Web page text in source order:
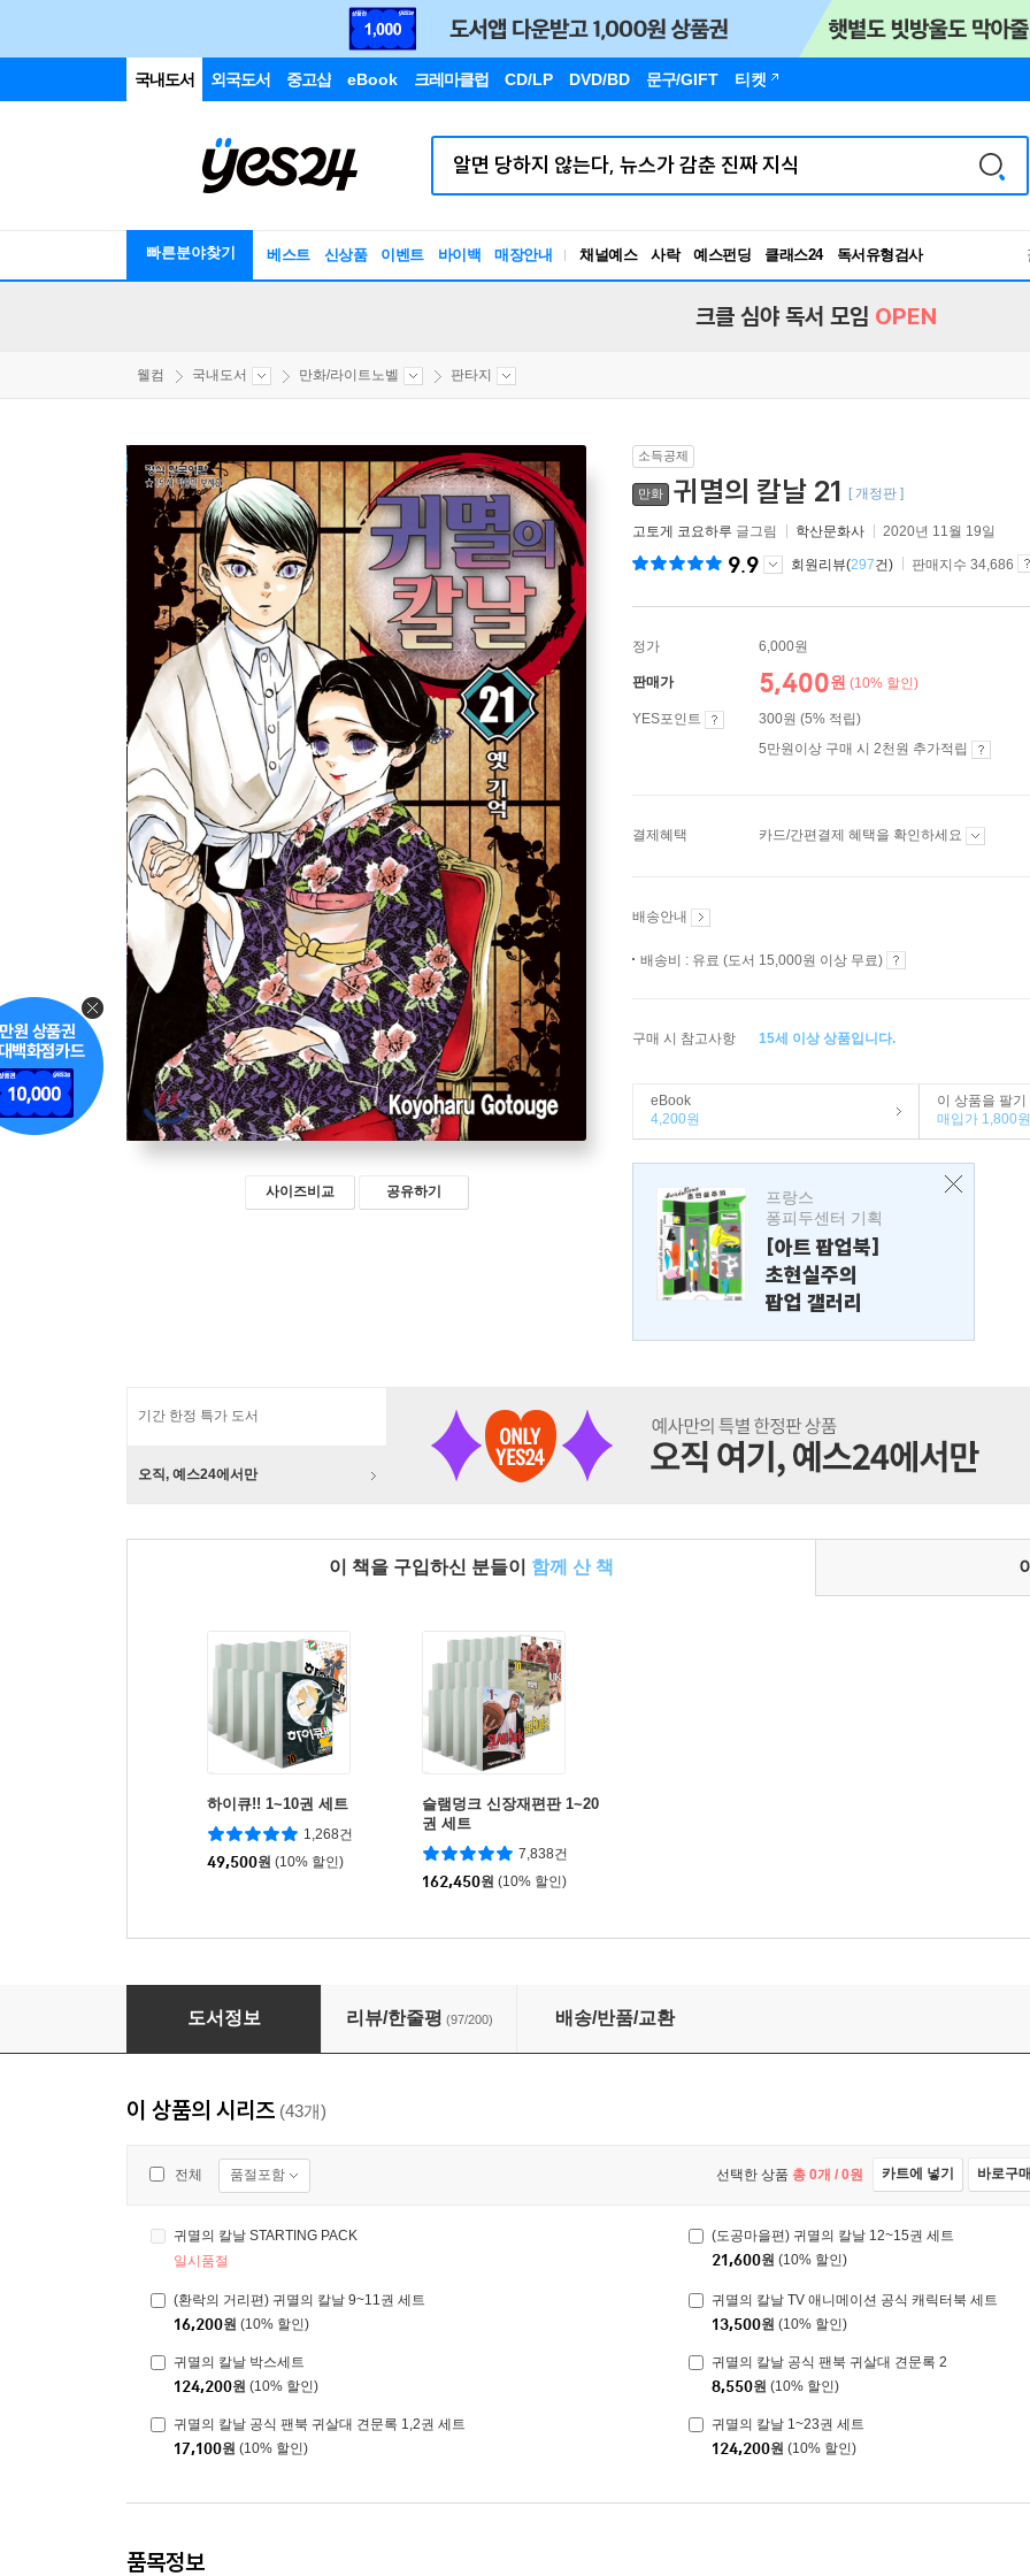
국내도서 외국도서 중고샵 eBook 크레마클럽 CD/LP DVD/BD 문구/GIFT 티켓
빠른분야찾기 베스트 신상품 이벤트 바이백 매장안내 채널예스 사락 예스펀딩 클래스24
독서유형검사
RBTI Lab
크클 심야 독서 모임 OPEN
웰컴 국내도서 만화/라이트노벨 판타지
사이즈비교 공유하기
소득공제
만화 귀멸의 칼날 21 [ 개정판 ]
고토게 코요하루 글그림 학산문화사 2020년 11월 19일
9.9 회원리뷰(297건) 판매지수 34,686
정가 6,000원
판매가 5,400원 (10% 할인)
YES포인트
300원 (5% 적립)
5만원이상 구매 시 2천원 추가적립
결제혜택 카드/간편결제 혜택을 확인하세요
배송안내
배송비 : 유료 (도서 15,000원 이상 무료)
구매 시 참고사항 15세 이상 상품입니다.
eBook
4,200원
이 상품을 팔기
매입가 1,800원
프랑스
퐁피두센터 기획
[아트 팝업북]
초현실주의
팝업 갤러리
기간 한정 특가 도서
오직, 예스24에서만
이 책을 구입하신 분들이 함께 산 책
하이큐!! 1~10권 세트
1,268건
49,500원 (10% 할인)
슬램덩크 신장재편판 1~20
권 세트
7,838건
162,450원 (10% 할인)
귀멸의 칼날 21
도서정보 리뷰/한줄평 (97/200) 배송/반품/교환
이 상품의 시리즈 (43개)
전체 품절포함 선택한 상품 총 0개 / 0원 카트에 넣기 바로구
귀멸의 칼날 STARTING PACK
일시품절
(도공마을편) 귀멸의 칼날 12~15권 세트
21,600원 (10% 할인)
(환락의 거리편) 귀멸의 칼날 9~11권 세트
16,200원 (10% 할인)
귀멸의 칼날 TV 애니메이션 공식 캐릭터북 세트
13,500원 (10% 할인)
귀멸의 칼날 박스세트
124,200원 (10% 할인)
귀멸의 칼날 공식 팬북 귀살대 견문록 2
8,550원 (10% 할인)
귀멸의 칼날 공식 팬북 귀살대 견문록 1,2권 세트
17,100원 (10% 할인)
귀멸의 칼날 1~23권 세트
124,200원 (10% 할인)
품목정보